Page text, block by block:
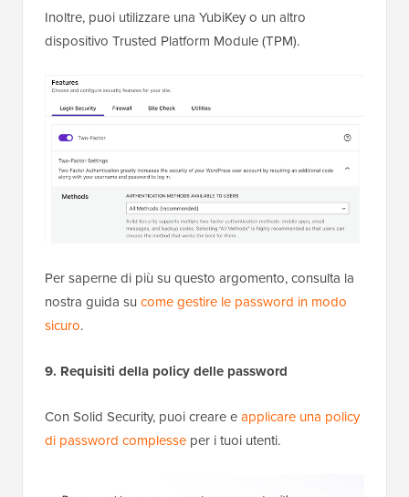
Inoltre, puoi utilizzare una YubiKey o un altro
dispositivo Trusted Platform Module (TPM).
Per saperne di più su questo argomento, consulta la
nostra guida su come gestire le password in modo
sicuro.
9. Requisiti della policy delle password
Con Solid Security, puoi creare eapplicare una policy
di password complesse per i tuoi utenti.